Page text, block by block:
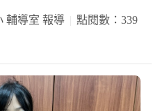
輔導室 報導
點閱數：339